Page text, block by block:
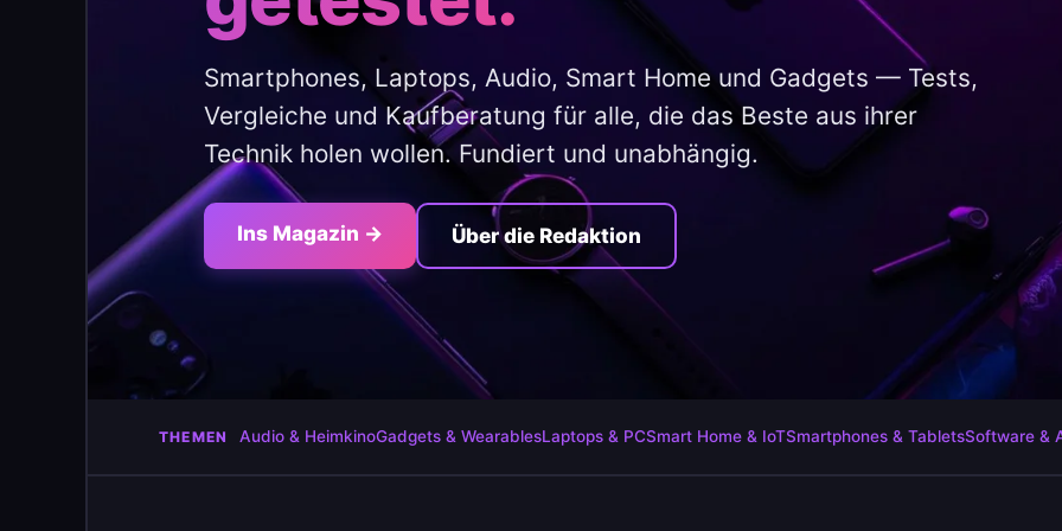
Smartphones, Laptops, Audio, Smart Home und Gadgets — Tests,
Vergleiche und Kaufberatung für alle, die das Beste aus ihrer
Technik holen wollen. Fundiert und unabhängig.
Ins Magazin → Über die Redaktion
THEMEN Audio & HeimkinoGadgets & WearablesLaptops & PCSmart Home & IoTSmartphones & TabletsSoftware &